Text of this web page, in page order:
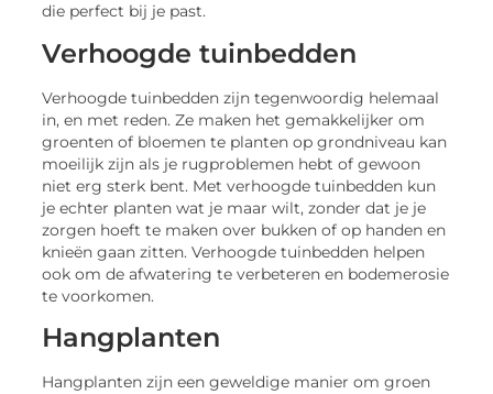
die perfect bij je past.
Verhoogde tuinbedden
Verhoogde tuinbedden zijn tegenwoordig helemaal
in, en met reden. Ze maken het gemakkelijker om
groenten of bloemen te planten op grondniveau kan
moeilijk zijn als je rugproblemen hebt of gewoon
niet erg sterk bent. Met verhoogde tuinbedden kun
je echter planten wat je maar wilt, zonder dat je je
zorgen hoeft te maken over bukken of op handen en
knieën gaan zitten. Verhoogde tuinbedden helpen
ook om de afwatering te verbeteren en bodemerosie
te voorkomen.
Hangplanten
Hangplanten zijn een geweldige manier om groen